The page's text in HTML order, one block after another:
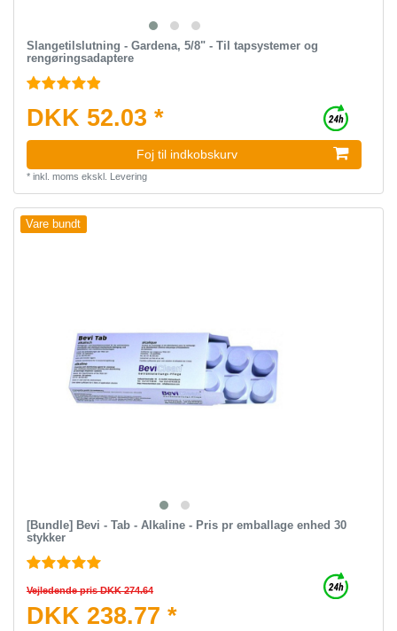
Slangetilslutning - Gardena, 5/8" - Til tapsystemer og
rengøringsadaptere
DKK 52.03 *
Foj til indkobskurv
* inkl. moms ekskl. Levering
Vare bundt
[Bundle] Bevi - Tab - Alkaline - Pris pr emballage enhed 30
stykker
Vejledende pris DKK 274.64
DKK 238.77 *